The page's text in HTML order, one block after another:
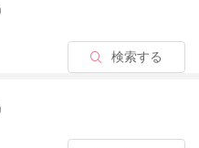
る
検索する
る